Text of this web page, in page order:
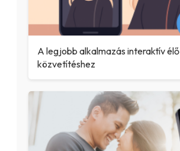
A legjobb alkalmazás interaktív élő
közvetítéshez